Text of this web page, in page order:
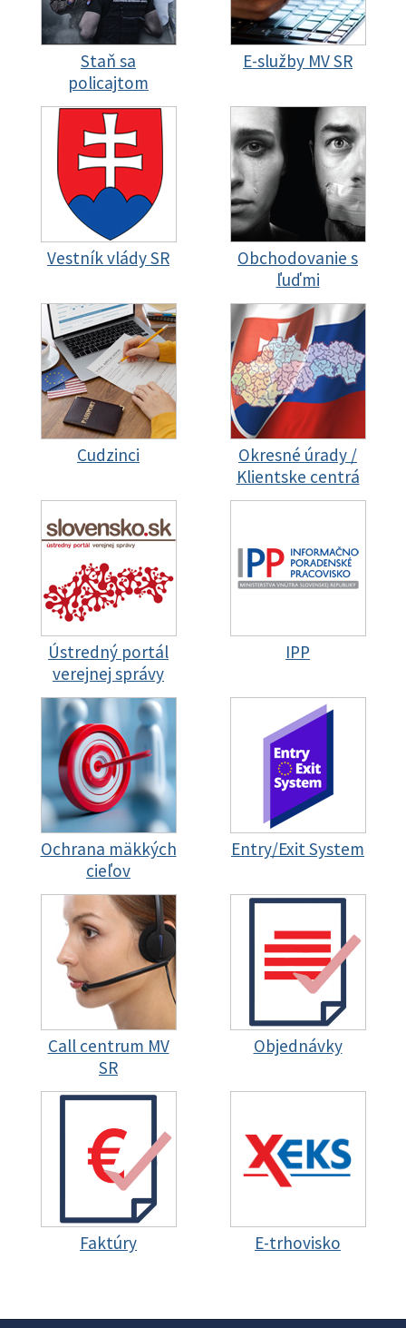
Staň sa
policajtom
E-služby MV SR
Vestník vlády SR
Obchodovanie s
ľuďmi
Cudzinci
Okresné úrady /
Klientske centrá
Ústredný portál
verejnej správy
IPP
Ochrana mäkkých
cieľov
Entry/Exit System
Call centrum MV
SR
Objednávky
Faktúry E-trhovisko